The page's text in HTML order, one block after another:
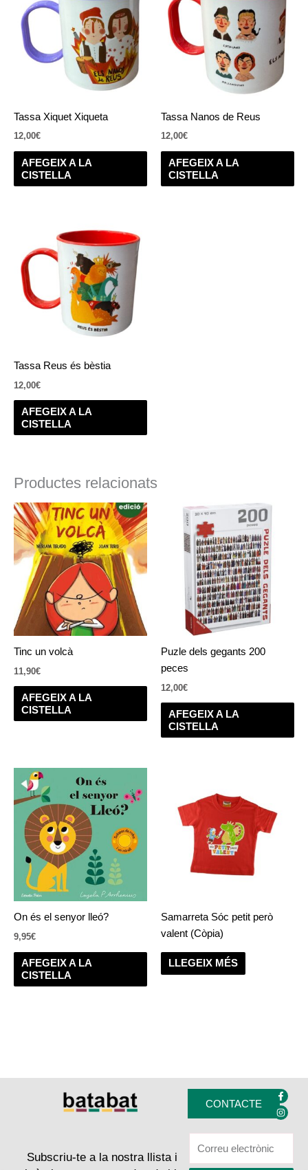
Tassa Xiquet Xiqueta
12,00€
AFEGEIX A LA
CISTELLA
Tassa Nanos de Reus
12,00€
AFEGEIX A LA
CISTELLA
Tassa Reus és bèstia
12,00€
AFEGEIX A LA
CISTELLA
Productes relacionats
Tinc un volcà
11,90€
AFEGEIX A LA
CISTELLA
Puzle dels gegants 200
peces
12,00€
AFEGEIX A LA
CISTELLA
On és el senyor lleó?
9,95€
AFEGEIX A LA
CISTELLA
Samarreta Sóc petit però
valent (Còpia)
LLEGEIX MÉS
CONTACTE
F
a
c
e
o
-
I
n
s
t
g
m
Subscriu-te a la nostra llista i